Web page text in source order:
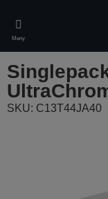
main
content
Meny
SKU: C13T44JA40